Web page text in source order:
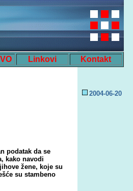
Linkovi Kontakt
podatak da se
kako navodi
žene, koje su
su stambeno
2004-06-20